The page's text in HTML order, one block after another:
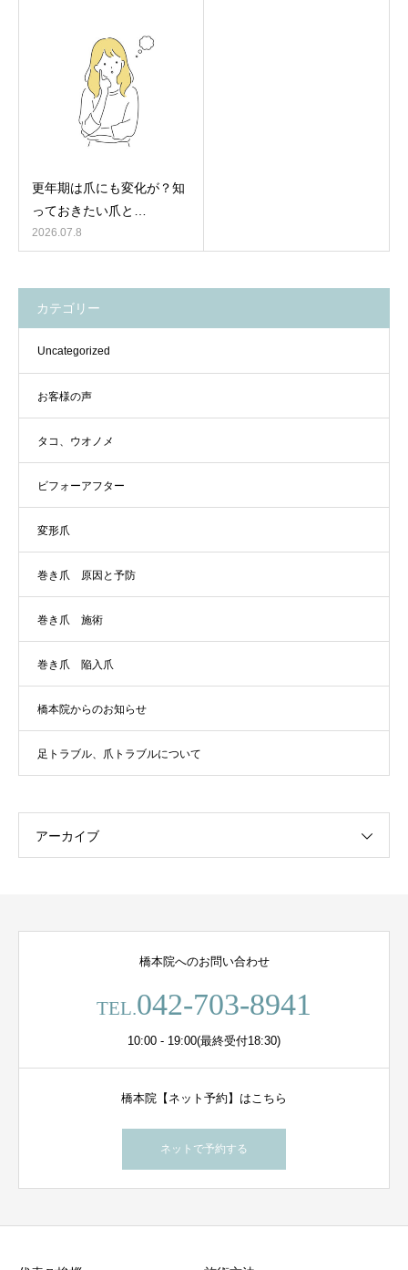
更年期は爪にも変化が？知
っておきたい爪と…
2026.07.8
カテゴリー
Uncategorized
お客様の声
タコ、ウオノメ
ビフォーアフター
変形爪
巻き爪 原因と予防
巻き爪 施術
巻き爪 陥入爪
橋本院からのお知らせ
足トラブル、爪トラブルについて
アーカイブ
橋本院へのお問い合わせ
TEL.042-703-8941
10:00 - 19:00(最終受付18:30)
橋本院【ネット予約】はこちら
ネットで予約する